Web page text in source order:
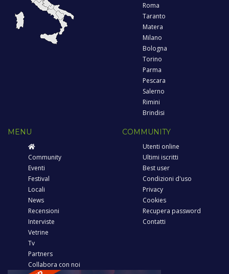
Roma
Taranto
Matera
Milano
Bologna
Torino
Parma
Pescara
Salerno
Rimini
Brindisi
MENU
Community
Eventi
Festival
Locali
News
Recensioni
Interviste
Vetrine
Tv
Partners
Collabora con noi
COMMUNITY
Utenti online
Ultimi iscritti
Best user
Condizioni d'uso
Privacy
Cookies
Recupera password
Contatti